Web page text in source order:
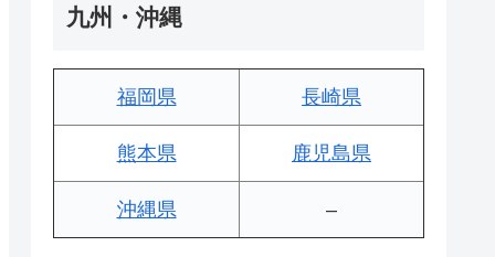
九州・沖縄
福岡県 長崎県
熊本県 鹿児島県
沖縄県 –